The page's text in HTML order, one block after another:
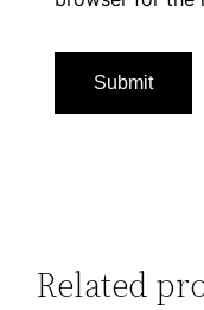
Related